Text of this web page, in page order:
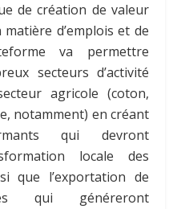
de création de valeur
d’emplois et de
va permettre
secteurs d’activité
agricole (coton,
notamment) en créant
qui devront
locale des
que l’exportation de
qui généreront